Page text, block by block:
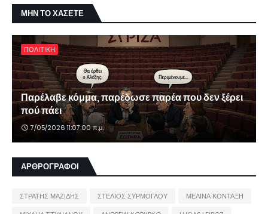
ΜΗΝ ΤΟ ΧΑΣΕΤΕ
ΠΟΛΙΤΙΚΗ
Παρέλαβε κόμμα, παρέδωσε παρέα που δεν ξέρει
πού πάει
7/05/2026 11:07:00 π.μ.
ΑΡΘΡΟΓΡΑΦΟΙ
ΣΤΡΑΤΗΣ ΜΑΖΙΔΗΣ ΣΤΕΛΙΟΣ ΣΥΡΜΟΓΛΟΥ
ΜΕΛΙΝΑ ΚΟΝΤΑΞΗ